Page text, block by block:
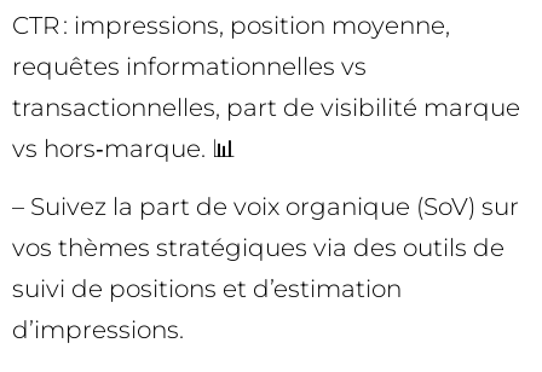
CTR : impressions, position moyenne,
requêtes informationnelles vs
transactionnelles, part de visibilité marque
vs hors‑marque. 📊
– Suivez la part de voix organique (SoV) sur
vos thèmes stratégiques via des outils de
suivi de positions et d’estimation
d’impressions.